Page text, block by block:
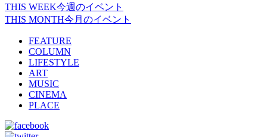
THIS WEEK今週のイベント
THIS MONTH今月のイベント
FEATURE
COLUMN
LIFESTYLE
ART
MUSIC
CINEMA
PLACE